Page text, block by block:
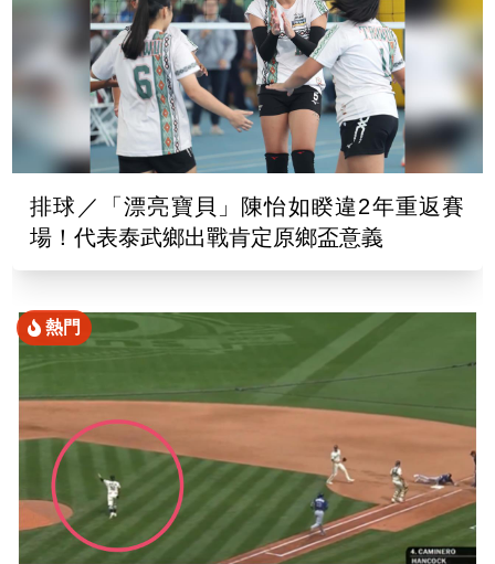
排球／「漂亮寶貝」陳怡如睽違2年重返賽
場！代表泰武鄉出戰肯定原鄉盃意義
熱門